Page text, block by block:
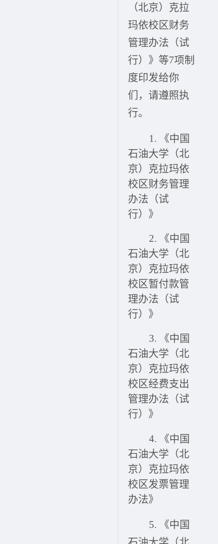
（北京）克拉
玛依校区财务
管理办法（试
行）》等7项制
度印发给你
们，请遵照执
行。
1.
《中国
石油大学（北
京）克拉玛依
校区财务管理
办法（试
行）》
2.
《中国
石油大学（北
京）克拉玛依
校区暂付款管
理办法（试
行）》
3.
《中国
石油大学（北
京）克拉玛依
校区经费支出
管理办法（试
行）》
4.
《中国
石油大学（北
京）克拉玛依
校区发票管理
办法》
5.
《中国